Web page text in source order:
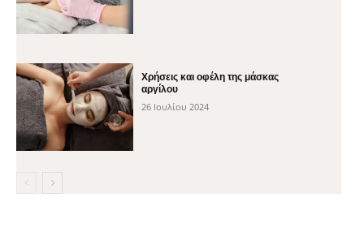
Χρήσεις και οφέλη της μάσκας
αργίλου
26 Ιουλίου 2024